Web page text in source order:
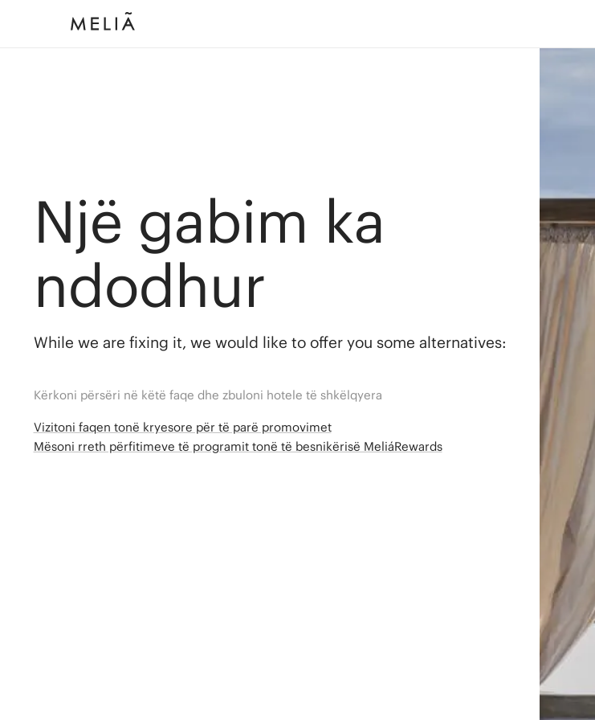
Një gabim ka
ndodhur
While we are fixing it, we would like to offer you some alternatives:
Kërkoni përsëri në këtë faqe dhe zbuloni hotele të shkëlqyera
Vizitoni faqen tonë kryesore për të parë promovimet
Mësoni rreth përfitimeve të programit tonë të besnikërisë MeliáRewards